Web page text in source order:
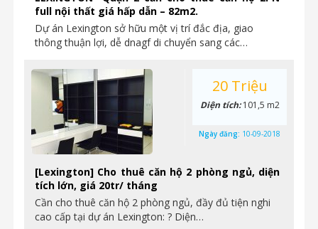
full nội thất giá hấp dẫn – 82m2.
Dự án Lexington sở hữu một vị trí đắc địa, giao
thông thuận lợi, dễ dnagf di chuyển sang các…
[Lexington] Cho thuê căn hộ 2 phòng ngủ, diện
tích lớn, giá 20tr/ tháng
Cần cho thuê căn hộ 2 phòng ngủ, đầy đủ tiện nghi
cao cấp tại dự án Lexington: ? Diện…
20 Triệu
Diện tích:101,5 m2
Ngày đăng: 10-09-2018